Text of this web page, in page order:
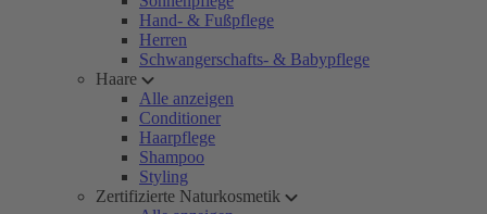
Hand- & Fußpflege
Herren
Schwangerschafts- & Babypflege
Haare
Alle anzeigen
Conditioner
Haarpflege
Shampoo
Styling
Zertifizierte Naturkosmetik